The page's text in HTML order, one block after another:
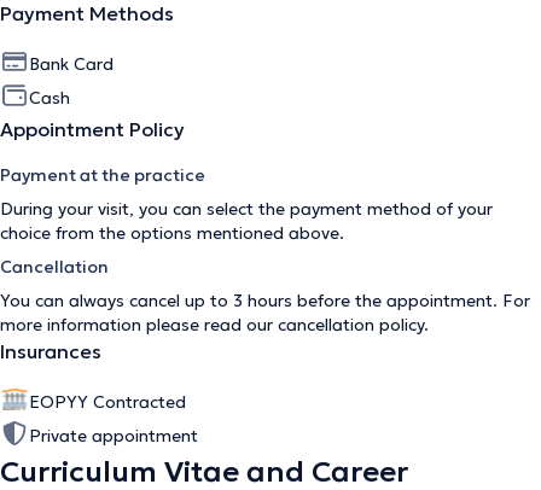
Payment Methods
Bank Card
Cash
Appointment Policy
Payment at the practice
During your visit, you can select the payment method of your
choice from the options mentioned above.
Cancellation
You can always cancel up to 3 hours before the appointment. For
more information please read our cancellation policy.
Insurances
EOPYY Contracted
Private appointment
Curriculum Vitae and Career